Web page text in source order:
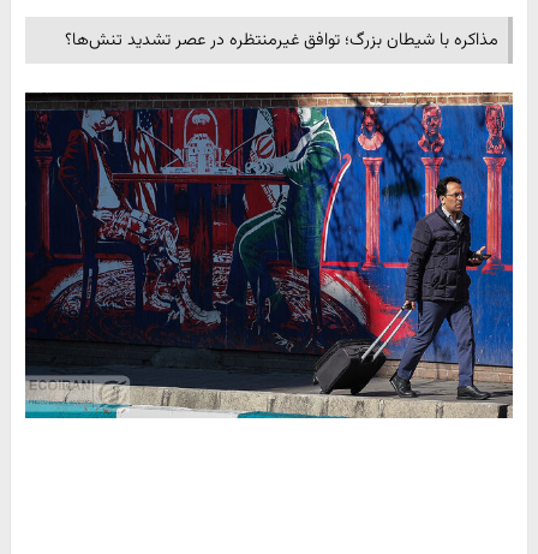
مذاکره با شیطان بزرگ؛ توافق غیرمنتظره در عصر تشدید تنش‌ها؟